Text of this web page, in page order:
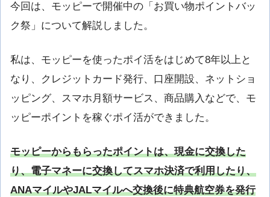
今回は、モッピーで開催中の「お買い物ポイントバッ
ク祭」について解説しました。
私は、モッピーを使ったポイ活をはじめて8年以上と
なり、クレジットカード発行、口座開設、ネットショ
ッピング、スマホ月額サービス、商品購入などで、モ
ッピーポイントを稼ぐポイ活ができました。
モッピーからもらったポイントは、現金に交換した
り、電子マネーに交換してスマホ決済で利用したり、
ANAマイルやJALマイルへ交換後に特典航空券を発行